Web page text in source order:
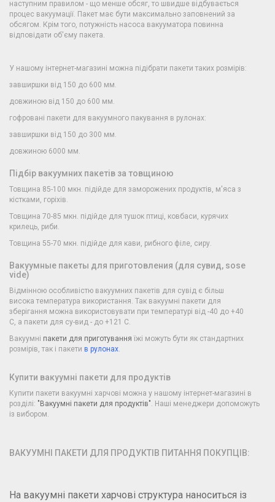
наступним правилом - що менше обсяг, то швидше відбувається
процес вакуумації. Пакет має бути максимально заповнений за
обсягом. Крім того, потужність насоса вакууматора повинна
відповідати об'єму пакета.
У нашому інтернет-магазині можна підібрати пакети таких розмірів:
завширшки від 150 до 600 мм.
довжиною від 150 до 600 мм.
гофровані пакети для вакуумного пакування в рулонах:
завширшки від 150 до 300 мм.
довжиною 6000 мм.
Підбір вакуумних пакетів за товщиною
Товщина 85-100 мкн. підійде для заморожених продуктів, м'яса з
кістками, горіхів.
Товщина 70-85 мкн. підійде для тушок птиці, ковбаси, курячих
крилець, риби.
Товщина 55-70 мкн. підійде для кави, рибного філе, сиру.
Вакуумные пакеты для приготовления (для сувид, sose
vide)
Відмінною особливістю вакуумних пакетів для сувід є більш
висока температура використання. Так вакуумні пакети для
зберігання можна використовувати при температурі від -40 до +40
С, а пакети для су-вид - до +121 С.
Вакуумні пакети для приготування їжі можуть бути як стандартних
розмірів, так і пакети в рулонах.
Купити вакуумні пакети для продуктів
Купити пакети вакуумні харчові можна у нашому інтернет-магазині в
розділі: "Вакуумні пакети для продуктів". Наші менеджери допоможуть
із вибором.
ВАКУУМНІ ПАКЕТИ ДЛЯ ПРОДУКТІВ ПИТАННЯ ПОКУПЦІВ:
На вакуумні пакети харчові структура наноситься із